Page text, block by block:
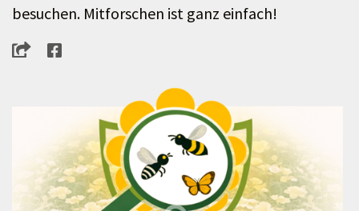
besuchen. Mitforschen ist ganz einfach!